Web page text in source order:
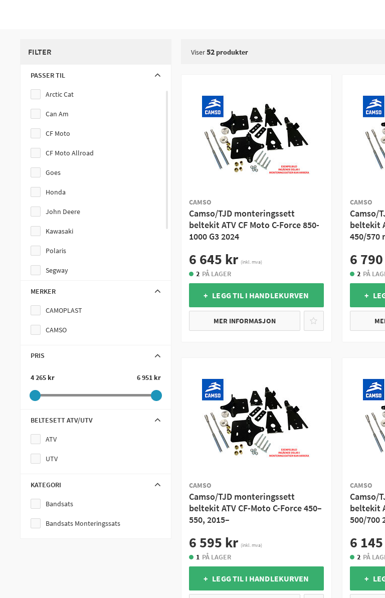
FILTER
PASSER TIL
Arctic Cat
Can Am
CF Moto
CF Moto Allroad
Goes
Honda
John Deere
Kawasaki
Polaris
Segway
Suzuki
TGB
Yamaha
MERKER
CAMOPLAST
CAMSO
PRIS
4 265 kr 6 951 kr
BELTESETT ATV/UTV
ATV
UTV
KATEGORI
Bandsats
Bandsats Monteringssats
Viser52produkter
CAMSO
Camso/TJD monteringssett
beltekit ATV CF Moto C-Force 850-
1000 G3 2024
6 645 kr (inkl. mva)
2 PÅ LAGER
+ LEGG TIL I HANDLEKURVEN
MER INFORMASJON
CAMSO
Camso/
beltekit
450/570
6
2 PÅ
+
CAMSO
Camso/TJD monteringssett
beltekit ATV CF-Moto C-Force 450–
550, 2015–
6 595 kr (inkl. mva)
1 PÅ LAGER
+ LEGG TIL I HANDLEKURVEN
CAMSO
Camso/
beltekit
500/700
6
2 PÅ
+